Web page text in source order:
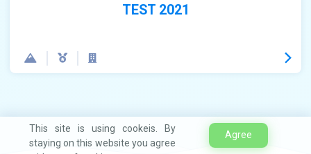
TEST 2021
This site is using cookeis. By
staying on this website you agree
Agree